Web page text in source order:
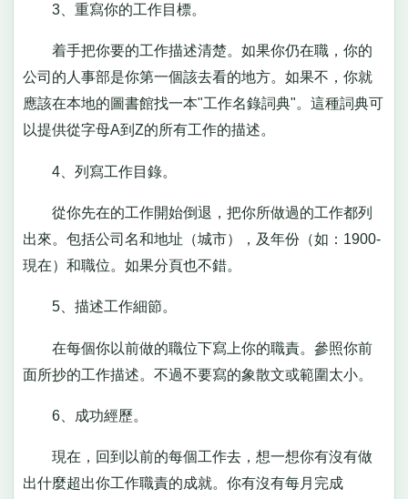
3、重寫你的工作目標。
着手把你要的工作描述清楚。如果你仍在職，你的
公司的人事部是你第一個該去看的地方。如果不，你就
應該在本地的圖書館找一本"工作名錄詞典"。這種詞典可
以提供從字母A到Z的所有工作的描述。
4、列寫工作目錄。
從你先在的工作開始倒退，把你所做過的工作都列
出來。包括公司名和地址（城市），及年份（如：1900-
現在）和職位。如果分頁也不錯。
5、描述工作細節。
在每個你以前做的職位下寫上你的職責。參照你前
面所抄的工作描述。不過不要寫的象散文或範圍太小。
6、成功經歷。
現在，回到以前的每個工作去，想一想你有沒有做
出什麼超出你工作職責的成就。你有沒有每月完成